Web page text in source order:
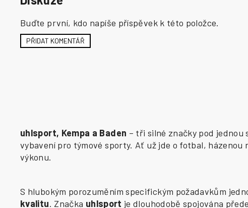
Buďte první, kdo napíše příspěvek k této položce.
PŘIDAT KOMENTÁŘ
uhlsport, Kempa a Baden – tři silné značky pod
vybavení pro týmové sporty. Ať už jde o fotbal,
výkonu.
S hlubokým porozuměním specifickým požadavkům
kvalitu. Značka uhlsport je dlouhodobě spojována